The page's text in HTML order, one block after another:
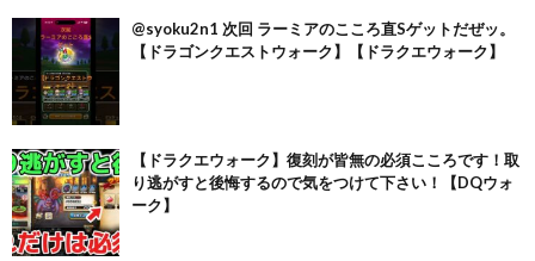
@syoku2n1 次回 ラーミアのこころ直Sゲットだぜッ。
【ドラゴンクエストウォーク】【ドラクエウォーク】
【ドラクエウォーク】復刻が皆無の必須こころです！取
り逃がすと後悔するので気をつけて下さい！【DQウォ
ーク】